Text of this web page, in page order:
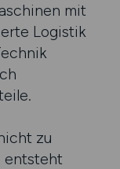
mit
Logistik
zu
entsteht